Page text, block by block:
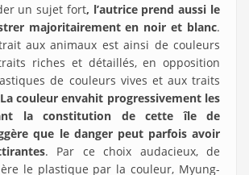
un sujet fort, l’autrice prend aussi le
majoritairement en noir et blanc.
aux animaux est ainsi de couleurs
riches et détaillés, en opposition
de couleurs vives et aux traits
La couleur envahit progressivement les
la constitution de cette île de
que le danger peut parfois avoir
. Par ce choix audacieux, de
le plastique par la couleur, Myung-